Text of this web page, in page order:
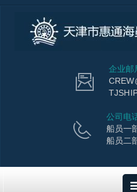
企业邮
公司电
船员一
船员二